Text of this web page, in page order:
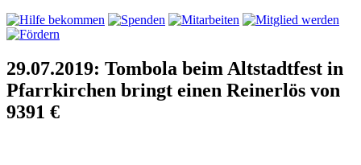
29.07.2019: Tombola beim Altstadtfest in
Pfarrkirchen bringt einen Reinerlös von
9391 €